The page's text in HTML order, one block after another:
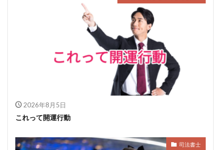
2026年8月5日
これって開運行動
司法書士